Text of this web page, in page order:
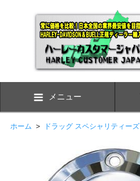
メニュー
ホーム > ドラッグ スペシャリティーズ